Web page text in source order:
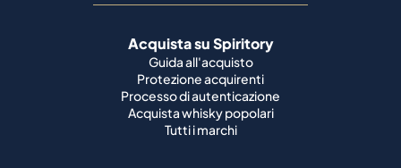
Acquista su Spiritory
Guida all'acquisto
Protezione acquirenti
Processo di autenticazione
Acquista whisky popolari
Tutti i marchi